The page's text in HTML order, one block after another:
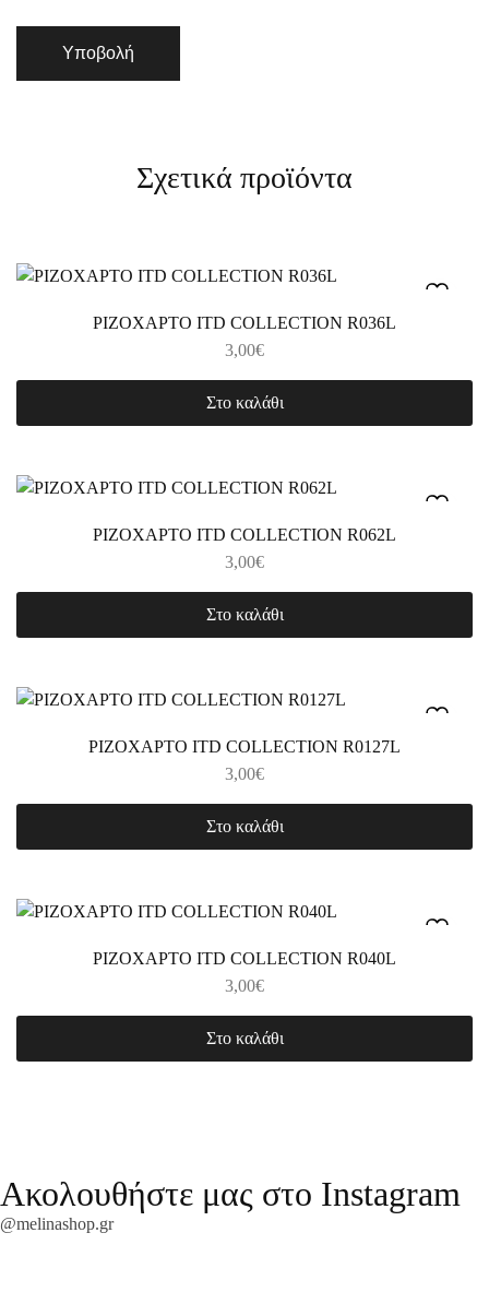
Σχετικά προϊόντα
ΡΙΖΟΧΑΡΤΟ ITD COLLECTION R036L
3,00€
Στο καλάθι
ΡΙΖΟΧΑΡΤΟ ITD COLLECTION R062L
3,00€
Στο καλάθι
ΡΙΖΟΧΑΡΤΟ ITD COLLECTION R0127L
3,00€
Στο καλάθι
ΡΙΖΟΧΑΡΤΟ ITD COLLECTION R040L
3,00€
Στο καλάθι
Ακολουθήστε μας στο Instagram
@melinashop.gr